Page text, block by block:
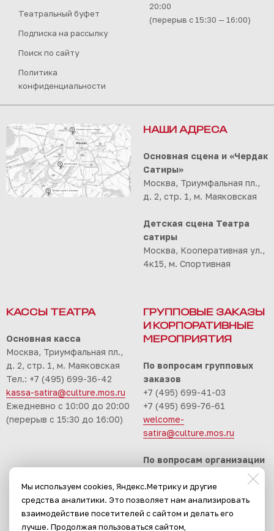
Театральный буфет
Подписка на рассылку
Поиск по сайту
Политика
конфиденциальности
20:00
(перерыв с 15:30 — 16:00)
НАШИ АДРЕСА
Основная сцена и «Чердак
Сатиры»
Москва, Триумфальная пл.,
д. 2, стр. 1, м. Маяковская
Детская сцена Театра
сатиры
Москва, Кооперативная ул.,
4к15, м. Спортивная
КАССЫ ТЕАТРА
Основная касса
Москва, Триумфальная пл.,
д. 2, стр. 1, м. Маяковская
Тел.: +7 (495) 699-36-42
kassa-satira@culture.mos.ru
Ежедневно с 10:00 до 20:00
(перерыв с 15:30 до 16:00)
ГРУППОВЫЕ ЗАКАЗЫ
И КОРПОРАТИВНЫЕ
МЕРОПРИЯТИЯ
По вопросам групповых
заказов
+7 (495) 699-41-03
+7 (495) 699-76-61
welcome-
satira@culture.mos.ru
По вопросам организации
мероприятий
+7 (495) 699-94-30
event-satira@culture.mos.ru
Мы используем cookies, Яндекс.Метрику и другие
средства аналитики. Это позволяет нам анализировать
взаимодействие посетителей с сайтом и делать его
лучше. Продолжая пользоваться сайтом,